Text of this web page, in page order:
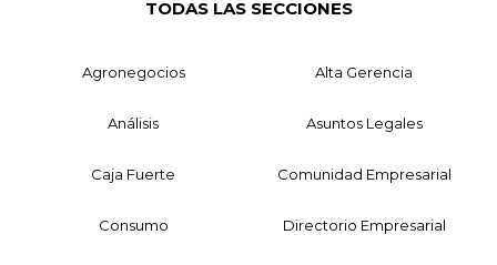
TODAS LAS SECCIONES
Agronegocios Alta Gerencia
Análisis Asuntos Legales
Caja Fuerte Comunidad Empresarial
Consumo Directorio Empresarial